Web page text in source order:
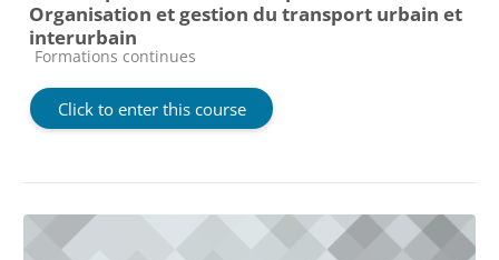
Organisation et gestion du transport urbain et
interurbain
Course category
Formations continues
Click to enter this course